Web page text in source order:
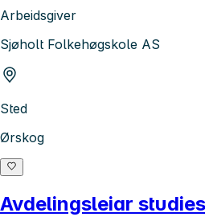
Arbeidsgiver
Sjøholt Folkehøgskole AS
Sted
Ørskog
Avdelingsleiar